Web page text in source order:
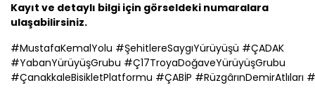
Kayıt ve detaylı bilgi için görseldeki numaralara
ulaşabilirsiniz.
#MustafaKemalYolu #ŞehitlereSaygıYürüyüşü #ÇADAK
#YabanYürüyüşGrubu #Ç17TroyaDoğaveYürüyüşGrubu
#ÇanakkaleBisikletPlatformu #ÇABİP #RüzgârınDemirAtlıları #